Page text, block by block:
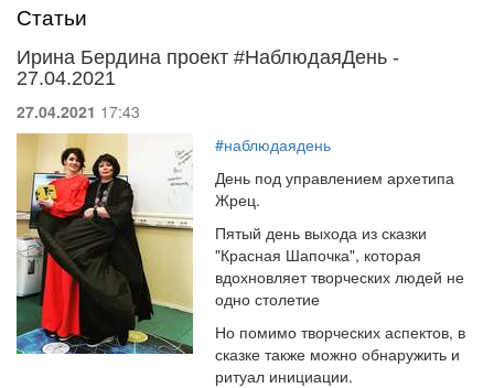
Статьи
Ирина Бердина проект #НаблюдаяДень -
27.04.2021
27.04.2021 17:43
#наблюдаядень
День под управлением архетипа
Жрец.
Пятый день выхода из сказки
"Красная Шапочка", которая
вдохновляет творческих людей не
одно столетие
Но помимо творческих аспектов, в
сказке также можно обнаружить и
ритуал инициации.